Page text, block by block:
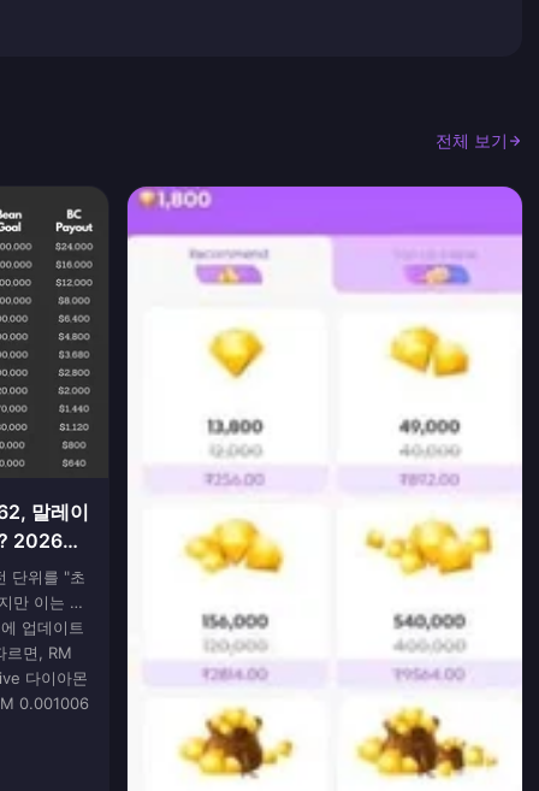
전체 보기
말레이
2026년
단위를 "초
만 이는 성
업데이트
르면, RM
다이아몬
0.001006